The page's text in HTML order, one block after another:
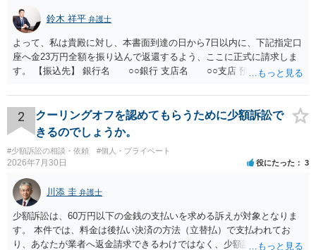
鈴木 祥平 弁護士
よって、私は貴殿に対し、本書面到達の日から7日以内に、下記指定口
座へ金23万円全額を振り込んで返還するよう、ここに正式に請求しま
す。 【振込先】 銀行名 ○○銀行 支店名 ○○支店 預金種別 普通
されない場合には、貴殿には任意に返金する意思がないものと判断
し、やむを得ず、返還金23万円及びこれに対する遅延損害金の支払い
を求める民事訴訟、支払督促その他必要な法的手続を直ちに講じま
す。 その際には、訴訟に要する費用その他法令上認められる金員につ
いても併せて請求する予定ですので、あらかじめ申し添えます。 本件
は、貴殿自らが契約を解約したことによって生じた返還義務の履行を
求めるものにすぎません。貴殿の仕入先との取引関係や返金時期など
の内部事情は、私に対する返還義務の発生や履行時期には何ら影響を
及ぼすものではありません。 これ以上、本件の解決を不必要に遅延さ
せることなく、誠意をもって速やかに返金手続を履行されるよう、強
く求めます。 以上
2
クーリングオフを認めてもらうために少額訴訟で
きるのでしょうか。
#少額訴訟の相談・依頼 #個人・プライベート
2026年7月30日 役にたった 3
川添 圭 弁護士
少額訴訟は、60万円以下の金銭の支払いを求める訴えが対象となりま
す。 本件では、料金は後払い決済の方法（立替払）で支払われてお
り、あなたが業者へ返金請求できるわけではなく、少額訴訟は使えな